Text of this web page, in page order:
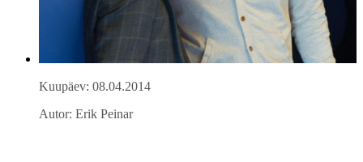
Kuupäev: 08.04.2014
Autor: Erik Peinar